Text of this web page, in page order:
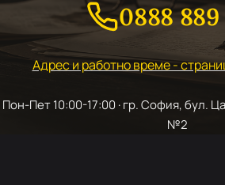
0888
Адрес и работно време -
Пон-Пет 10:00-17:00 · гр. София, бул.
№2